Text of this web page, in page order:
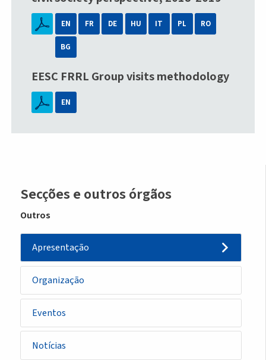
Sidemenu
-
other
body
Secções e outros órgãos
Outros
Apresentação
Organização
Eventos
Notícias
EN FR DE HU IT PL RO
BG
EESC FRRL Group visits methodology
EN